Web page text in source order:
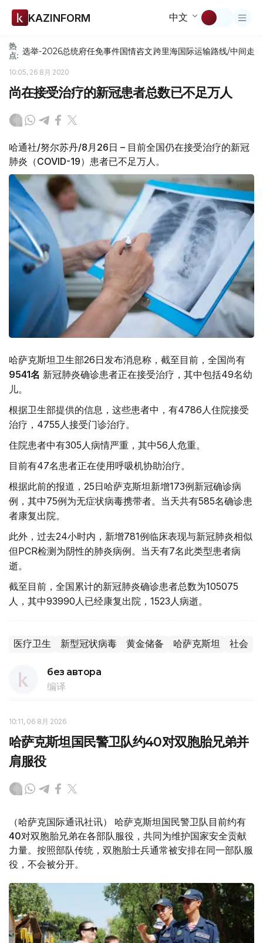
KAZINFORM 中文
热
点: 选举-2026总统府任免事件国情咨文跨里海国际运输路线/中间走廊
10:05, 26 8月 2020
尚在接受治疗的新冠患者总数已不足万人
哈通社/努尔苏丹/8月26日 – 目前全国仍在接受治疗的新冠
肺炎（COVID-19）患者已不足万人。
哈萨克斯坦卫生部26日发布消息称，截至目前，全国尚有
9541名 新冠肺炎确诊患者正在接受治疗，其中包括49名幼
儿。
根据卫生部提供的信息，这些患者中，有4786人住院接受
治疗，4755人接受门诊治疗。
住院患者中有305人病情严重，其中56人危重。
目前有47名患者正在使用呼吸机协助治疗。
根据此前的报道，25日哈萨克斯坦新增173例新冠确诊病
例，其中75例为无症状病毒携带者。当天共有585名确诊患
者康复出院。
此外，过去24小时内，新增781例临床表现与新冠肺炎相似
但PCR检测为阴性的肺炎病例。当天有7名此类型患者病
逝。
截至目前，全国累计的新冠肺炎确诊患者总数为105075
人，其中93990人已经康复出院，1523人病逝。
医疗卫生 新型冠状病毒 黄金储备 哈萨克斯坦 社会
без автора
编译
10:11, 06 8月 2026
哈萨克斯坦国民警卫队约40对双胞胎兄弟并
肩服役
（哈萨克国际通讯社讯） 哈萨克斯坦国民警卫队目前约有
40对双胞胎兄弟在各部队服役，共同为维护国家安全贡献
力量。按照部队传统，双胞胎士兵通常被安排在同一部队服
役，不会被分开。